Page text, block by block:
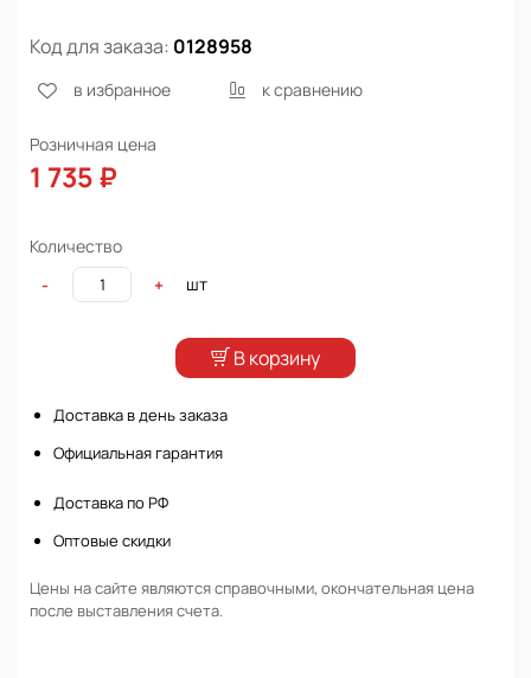
Код для заказа: 0128958
в избранное к сравнению
Розничная цена
1 735 ₽
Количество
-
+ шт
В корзину
Доставка в день заказа
Официальная гарантия
Доставка по РФ
Оптовые скидки
Цены на сайте являются справочными, окончательная цена
после выставления счета.